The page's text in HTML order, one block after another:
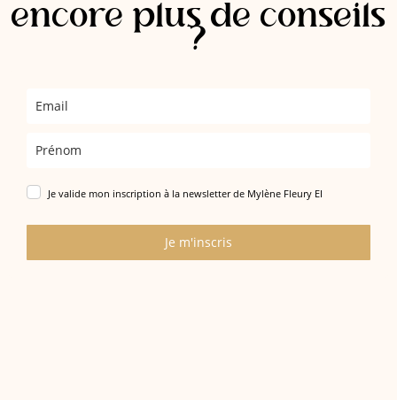
encore plus de conseils
?
Je valide mon inscription à la newsletter de Mylène Fleury EI
Je m'inscris